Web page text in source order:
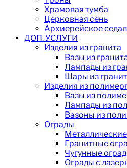
Храмовая тумба
Церковная сень
Архиерейское
ДОП. УСЛУГИ
Изделия из гранита
Вазы из
Лампады из
Шары из
Изделия из
Вазы из
Лампады из
Вазоны из
Ограды
Гранитные
Чугунные
Ограды с